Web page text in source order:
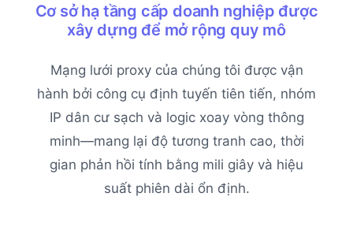
Cơ sở hạ tầng cấp doanh nghiệp được
xây dựng để mở rộng quy mô
Mạng lưới proxy của chúng tôi được vận
hành bởi công cụ định tuyến tiên tiến, nhóm
IP dân cư sạch và logic xoay vòng thông
minh—mang lại độ tương tranh cao, thời
gian phản hồi tính bằng mili giây và hiệu
suất phiên dài ổn định.